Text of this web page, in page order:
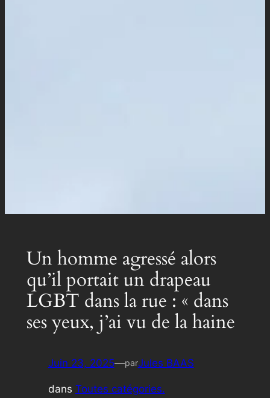
Un homme agressé alors
qu’il portait un drapeau
LGBT dans la rue : « dans
ses yeux, j’ai vu de la haine
Juin 23, 2025—parJules BAAS
dans Toutes catégories.